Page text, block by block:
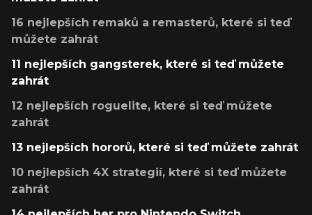
16 nejlepších remaků a remasterů, které si teď
můžete zahrát
11 nejlepších gangsterek, které si teď můžete
zahrát
12 nejlepších roguelite, které si teď můžete
zahrát
13 nejlepších hororů, které si teď můžete zahrát
10 nejlepších 4X strategií, které si teď můžete
zahrát